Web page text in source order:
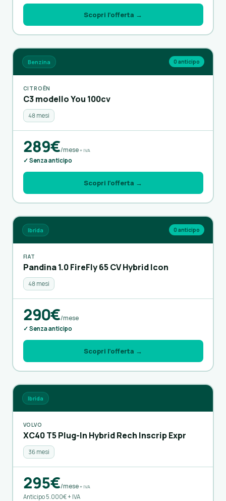
Scopri l’offerta →
Benzina 0 anticipo
CITROËN
C3 modello You 100cv
48 mesi
289€/mese+ IVA
✓ Senza anticipo
Scopri l’offerta →
Ibrida 0 anticipo
FIAT
Pandina 1.0 FireFly 65 CV Hybrid Icon
48 mesi
290€/mese
✓ Senza anticipo
Scopri l’offerta →
Ibrida
VOLVO
XC40 T5 Plug-In Hybrid Rech Inscrip Expr
36 mesi
295€/mese+ IVA
Anticipo 5.000€ + IVA